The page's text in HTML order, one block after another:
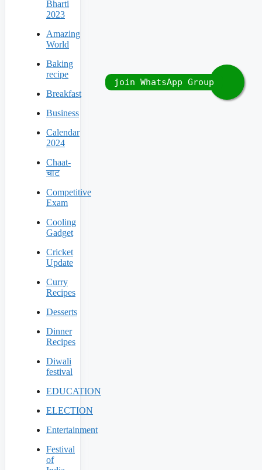
Bharti
2023
Amazing
World
Baking
recipe
Breakfast
Business
Calendar
2024
Chaat-
चाट
Competitive
Exam
Cooling
Gadget
Cricket
Update
Curry
Recipes
Desserts
Dinner
Recipes
Diwali
festival
EDUCATION
ELECTION
Entertainment
Festival
of